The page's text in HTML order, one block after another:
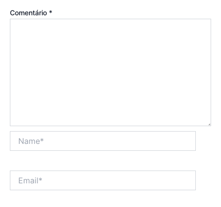
Comentário *